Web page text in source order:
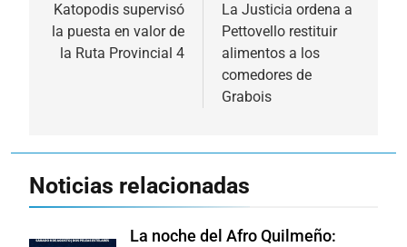
de
entradas
Katopodis supervisó
la puesta en valor de
la Ruta Provincial 4
La Justicia ordena a
Pettovello restituir
alimentos a los
comedores de
Grabois
Noticias relacionadas
La noche del Afro Quilmeño: